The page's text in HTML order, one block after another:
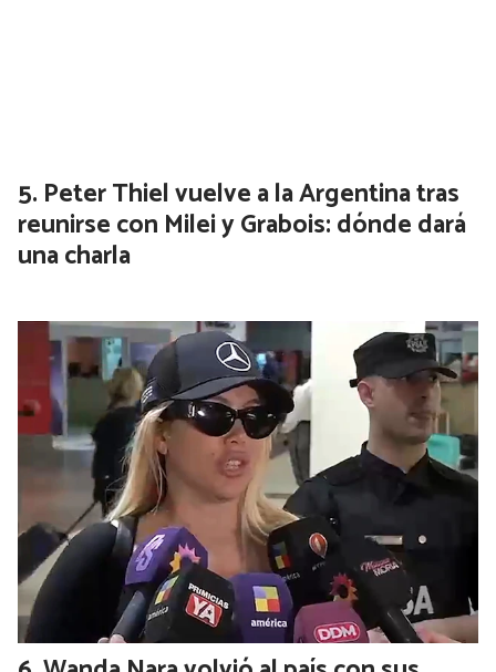
Peter Thiel vuelve a la Argentina tras
reunirse con Milei y Grabois: dónde dará
una charla